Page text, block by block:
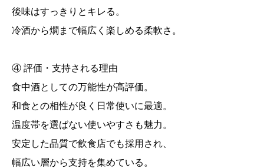
後味はすっきりとキレる。
冷酒から燗まで幅広く楽しめる柔軟さ。
④ 評価・支持される理由
食中酒としての万能性が高評価。
和食との相性が良く日常使いに最適。
温度帯を選ばない使いやすさも魅力。
安定した品質で飲食店でも採用され、
幅広い層から支持を集めている。